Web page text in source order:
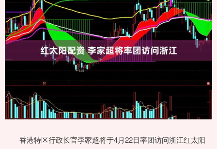
香港特区行政长官李家超将于4月22日率团访问浙江红太阳